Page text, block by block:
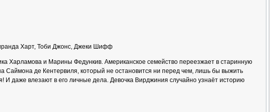
Харт, Тоби Джонс, Джеки Шифф
Харламова и Марины Федункив. Американское семейство переезжает в старинную
Саймона де Кентервиля, который не остановится ни перед чем, лишь бы выжить
И даже влезают в его личные дела. Девочка Вирджиния случайно узнаёт историю